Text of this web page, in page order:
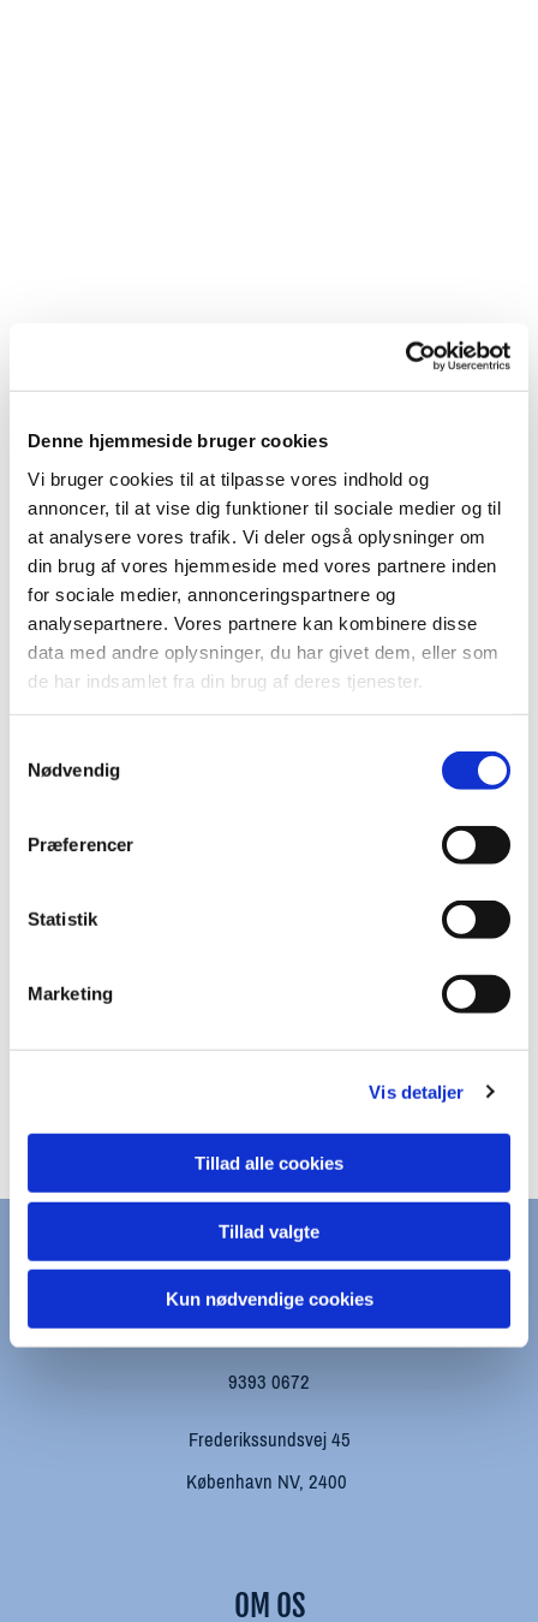
Denne hjemmeside bruger cookies
Vi bruger cookies til at tilpasse vores indhold og
annoncer, til at vise dig funktioner til sociale medier og til
at analysere vores trafik. Vi deler også oplysninger om
din brug af vores hjemmeside med vores partnere inden
for sociale medier, annonceringspartnere og
analysepartnere. Vores partnere kan kombinere disse
data med andre oplysninger, du har givet dem, eller som
de har indsamlet fra din brug af deres tjenester.
Nødvendig
Præferencer
Statistik
Marketing
Vis detaljer
Tillad alle cookies
Tillad valgte
Kun nødvendige cookies
Du vil måske også kunne
lide...
KONTAKT
kapernaums.sogn@km.dk
9393 0672
Frederikssundsvej 45
København NV, 2400
OM OS